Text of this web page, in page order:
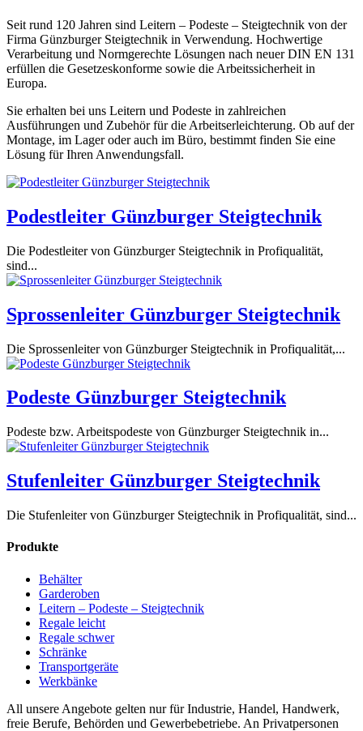
Seit rund 120 Jahren sind Leitern – Podeste – Steigtechnik von der
Firma Günzburger Steigtechnik in Verwendung. Hochwertige
Verarbeitung und Normgerechte Lösungen nach neuer DIN EN 131
erfüllen die Gesetzeskonforme sowie die Arbeitssicherheit in
Europa.
Sie erhalten bei uns Leitern und Podeste in zahlreichen
Ausführungen und Zubehör für die Arbeitserleichterung. Ob auf der
Montage, im Lager oder auch im Büro, bestimmt finden Sie eine
Lösung für Ihren Anwendungsfall.
Podestleiter Günzburger Steigtechnik
Die Podestleiter von Günzburger Steigtechnik in Profiqualität,
sind...
Sprossenleiter Günzburger Steigtechnik
Die Sprossenleiter von Günzburger Steigtechnik in Profiqualität,...
Podeste Günzburger Steigtechnik
Podeste bzw. Arbeitspodeste von Günzburger Steigtechnik in...
Stufenleiter Günzburger Steigtechnik
Die Stufenleiter von Günzburger Steigtechnik in Profiqualität, sind...
Produkte
Behälter
Garderoben
Leitern – Podeste – Steigtechnik
Regale leicht
Regale schwer
Schränke
Transport­geräte
Werkbänke
All unsere Angebote gelten nur für Industrie, Handel, Handwerk,
freie Berufe, Behörden und Gewerbebetriebe. An Privatpersonen